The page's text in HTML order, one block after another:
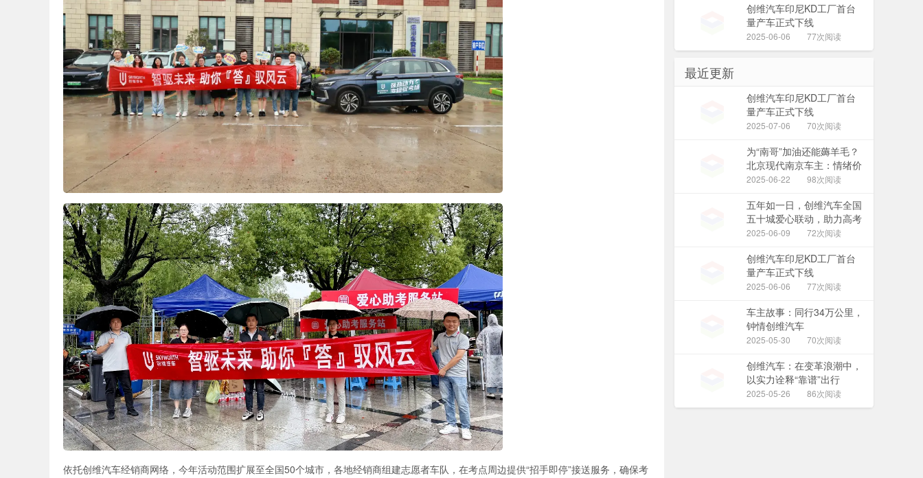
依托创维汽车经销商网络，今年活动范围扩展至全国50个城市，各地经销商组建志愿者车队，在考点周边提供“招手即停”接送服务，确保考
创维汽车印尼KD工厂首台
量产车正式下线
2025-06-06 77次阅读
最近更新
创维汽车印尼KD工厂首台
量产车正式下线
2025-07-06 70次阅读
为“南哥”加油还能薅羊毛？
北京现代南京车主：情绪价
值&经济价值双赢！
2025-06-22 98次阅读
五年如一日，创维汽车全国
五十城爱心联动，助力高考
公益行动
2025-06-09 72次阅读
创维汽车印尼KD工厂首台
量产车正式下线
2025-06-06 77次阅读
车主故事：同行34万公里，
钟情创维汽车
2025-05-30 70次阅读
创维汽车：在变革浪潮中，
以实力诠释“靠谱”出行
2025-05-26 86次阅读